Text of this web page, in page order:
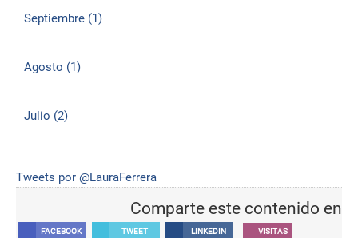
Septiembre (1)
Agosto (1)
Julio (2)
Tweets por @LauraFerrera
Comparte este contenido en
FACEBOOK TWEET LINKEDIN VISITAS